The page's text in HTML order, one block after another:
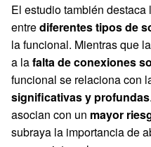
El estudio también
entrediferentes tipos de
la funcional. Mientras que
a lafalta de conexiones
funcional se relaciona con
significativas y profundas
asocian con un mayor
subraya la importancia de